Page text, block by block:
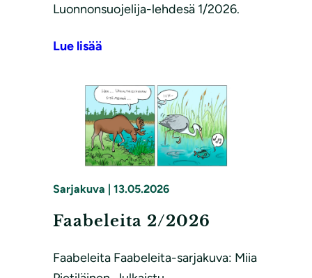
Luonnonsuojelija-lehdesä 1/2026.
Lue lisää
Sarjakuva 13.05.2026
Faabeleita 2/2026
Faabeleita Faabeleita-sarjakuva: Miia